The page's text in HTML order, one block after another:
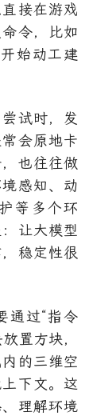
接在游戏
令，比如
始动工建
试时，发
会原地卡
也往往做
感知、动
等多个环
让大模型
稳定性很
通过“指令
置方块，
的三维空
下文。这
理解环境